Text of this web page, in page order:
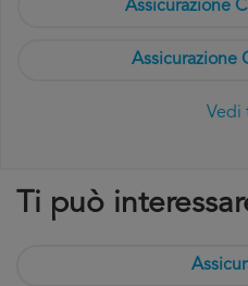
Assicurazione
Assicurazione
Vedi
Ti può